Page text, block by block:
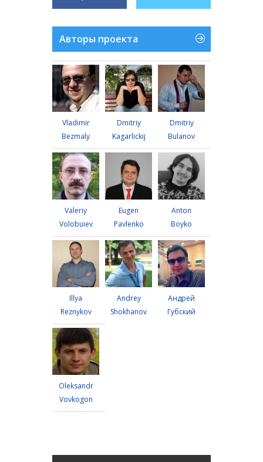
Авторы проекта
Vladimir
Bezmaly
Dmitriy
Kagarlickij
Dmitriy
Bulanov
Valeriy
Volobuiev
Eugen
Pavlenko
Anton
Boyko
Illya
Reznykov
Andrey
Shokhanov
Андрей
Губский
Oleksandr
Vovkogon